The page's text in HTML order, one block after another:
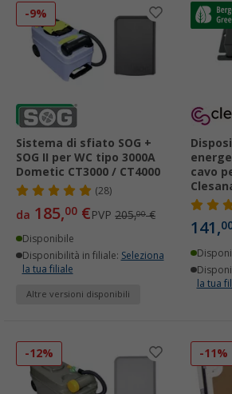
-9%
Sistema di sfiato SOG +
SOG II per WC tipo 3000A
Dometic CT3000 / CT4000
(28)
da 185,00 €PVP 205,00€
Disponibile
Disponibilità in filiale: Seleziona
la tua filiale
Altre versioni disponibili
cavo
141,
la tua
-12% -11%